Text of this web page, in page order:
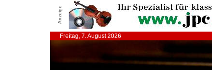
Anzeige
Freitag, 7. August 2026